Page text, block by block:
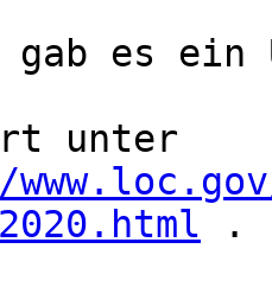
gab es ein
.